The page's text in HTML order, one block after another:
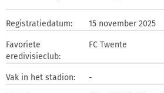
Registratiedatum: 15 november 2025
Favoriete
eredivisieclub:
FC Twente
Vak in het stadion: -